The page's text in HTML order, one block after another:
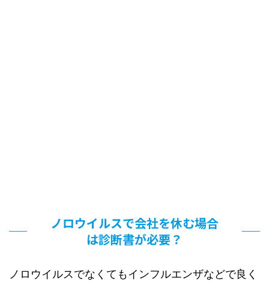
ノロウイルスで会社を休む場合
は診断書が必要？
ノロウイルスでなくてもインフルエンザなどで良く